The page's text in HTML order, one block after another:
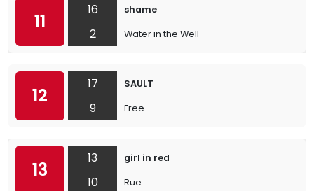
11
16
2
shame
Water in the Well
12
17
9
SAULT
Free
13
13
10
girl in red
Rue